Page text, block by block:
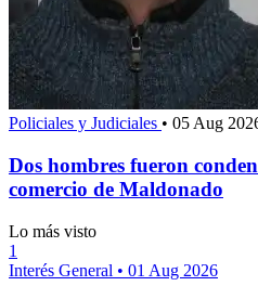
Policiales y Judiciales • 05 Aug
Dos hombres fueron
comercio de Maldonado
Lo más visto
1
Interés General • 01 Aug 2026